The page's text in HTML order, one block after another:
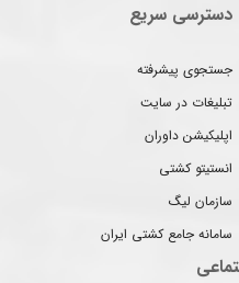
دسترسی سریع
جستجوی پیشرفته
تبلیغات در سایت
اپلیکیشن داوران
انستیتو کشتی
سازمان لیگ
سامانه جامع کشتی ایران